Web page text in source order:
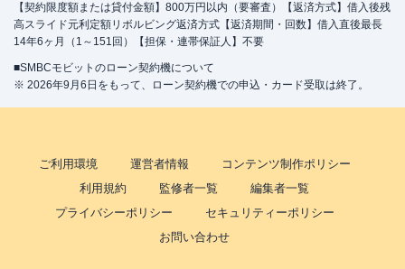
【契約限度額または貸付金額】800万円以内（要審査）【返済方式】借入後残
高スライド元利定額リボルビング返済方式【返済期間・回数】借入直後最長
14年6ヶ月（1～151回）【担保・連帯保証人】不要
■SMBCモビットのローン契約機について
※ 2026年9月6日をもって、ローン契約機での申込・カード受取は終了。
ご利用環境 運営者情報
コンテンツ制作ポリシー
利用規約
監修者一覧
編集者一覧
プライバシーポリシー
セキュリティーポリシー
お問い合わせ